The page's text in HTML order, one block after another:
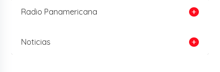
Radio Panamericana
Noticias